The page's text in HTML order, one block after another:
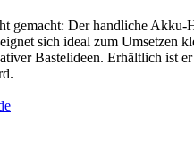
gemacht: Der handliche Akku-
sich ideal zum Umsetzen
Bastelideen. Erhältlich ist